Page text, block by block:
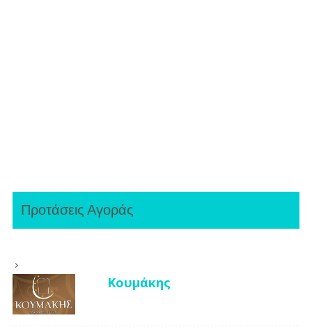
Προτάσεις Αγοράς
Κουμάκης